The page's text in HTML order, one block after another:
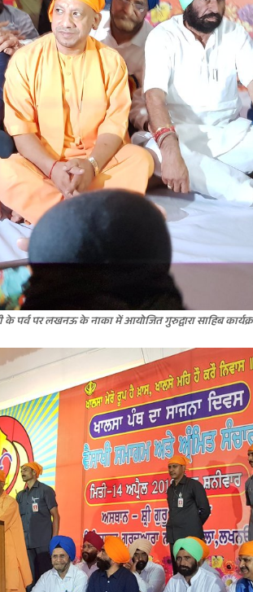
के पर्व पर लखनऊ के नाका में आयोजित गुरुद्वारा साहिब